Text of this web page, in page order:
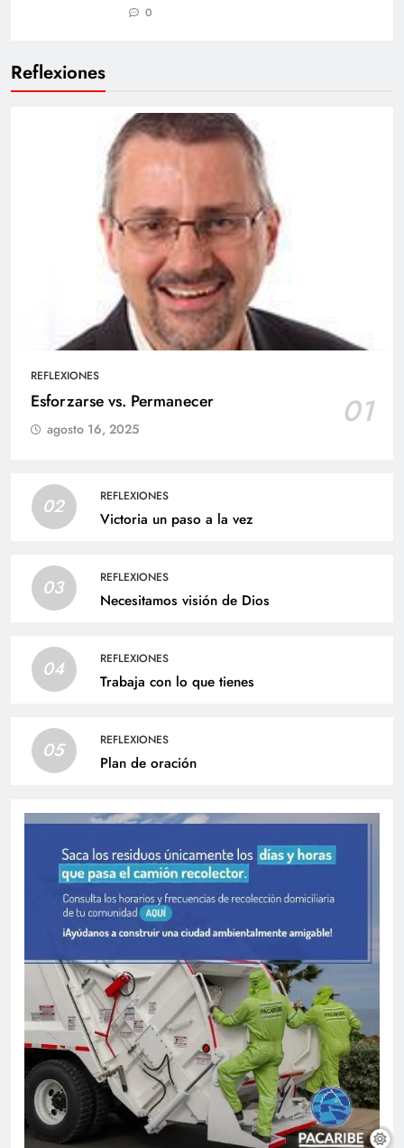
Reflexiones
REFLEXIONES
Esforzarse vs. Permanecer 01
agosto 16, 2025
02 REFLEXIONES
Victoria un paso a la vez
03 REFLEXIONES
Necesitamos visión de Dios
04 REFLEXIONES
Trabaja con lo que tienes
05 REFLEXIONES
Plan de oración
0